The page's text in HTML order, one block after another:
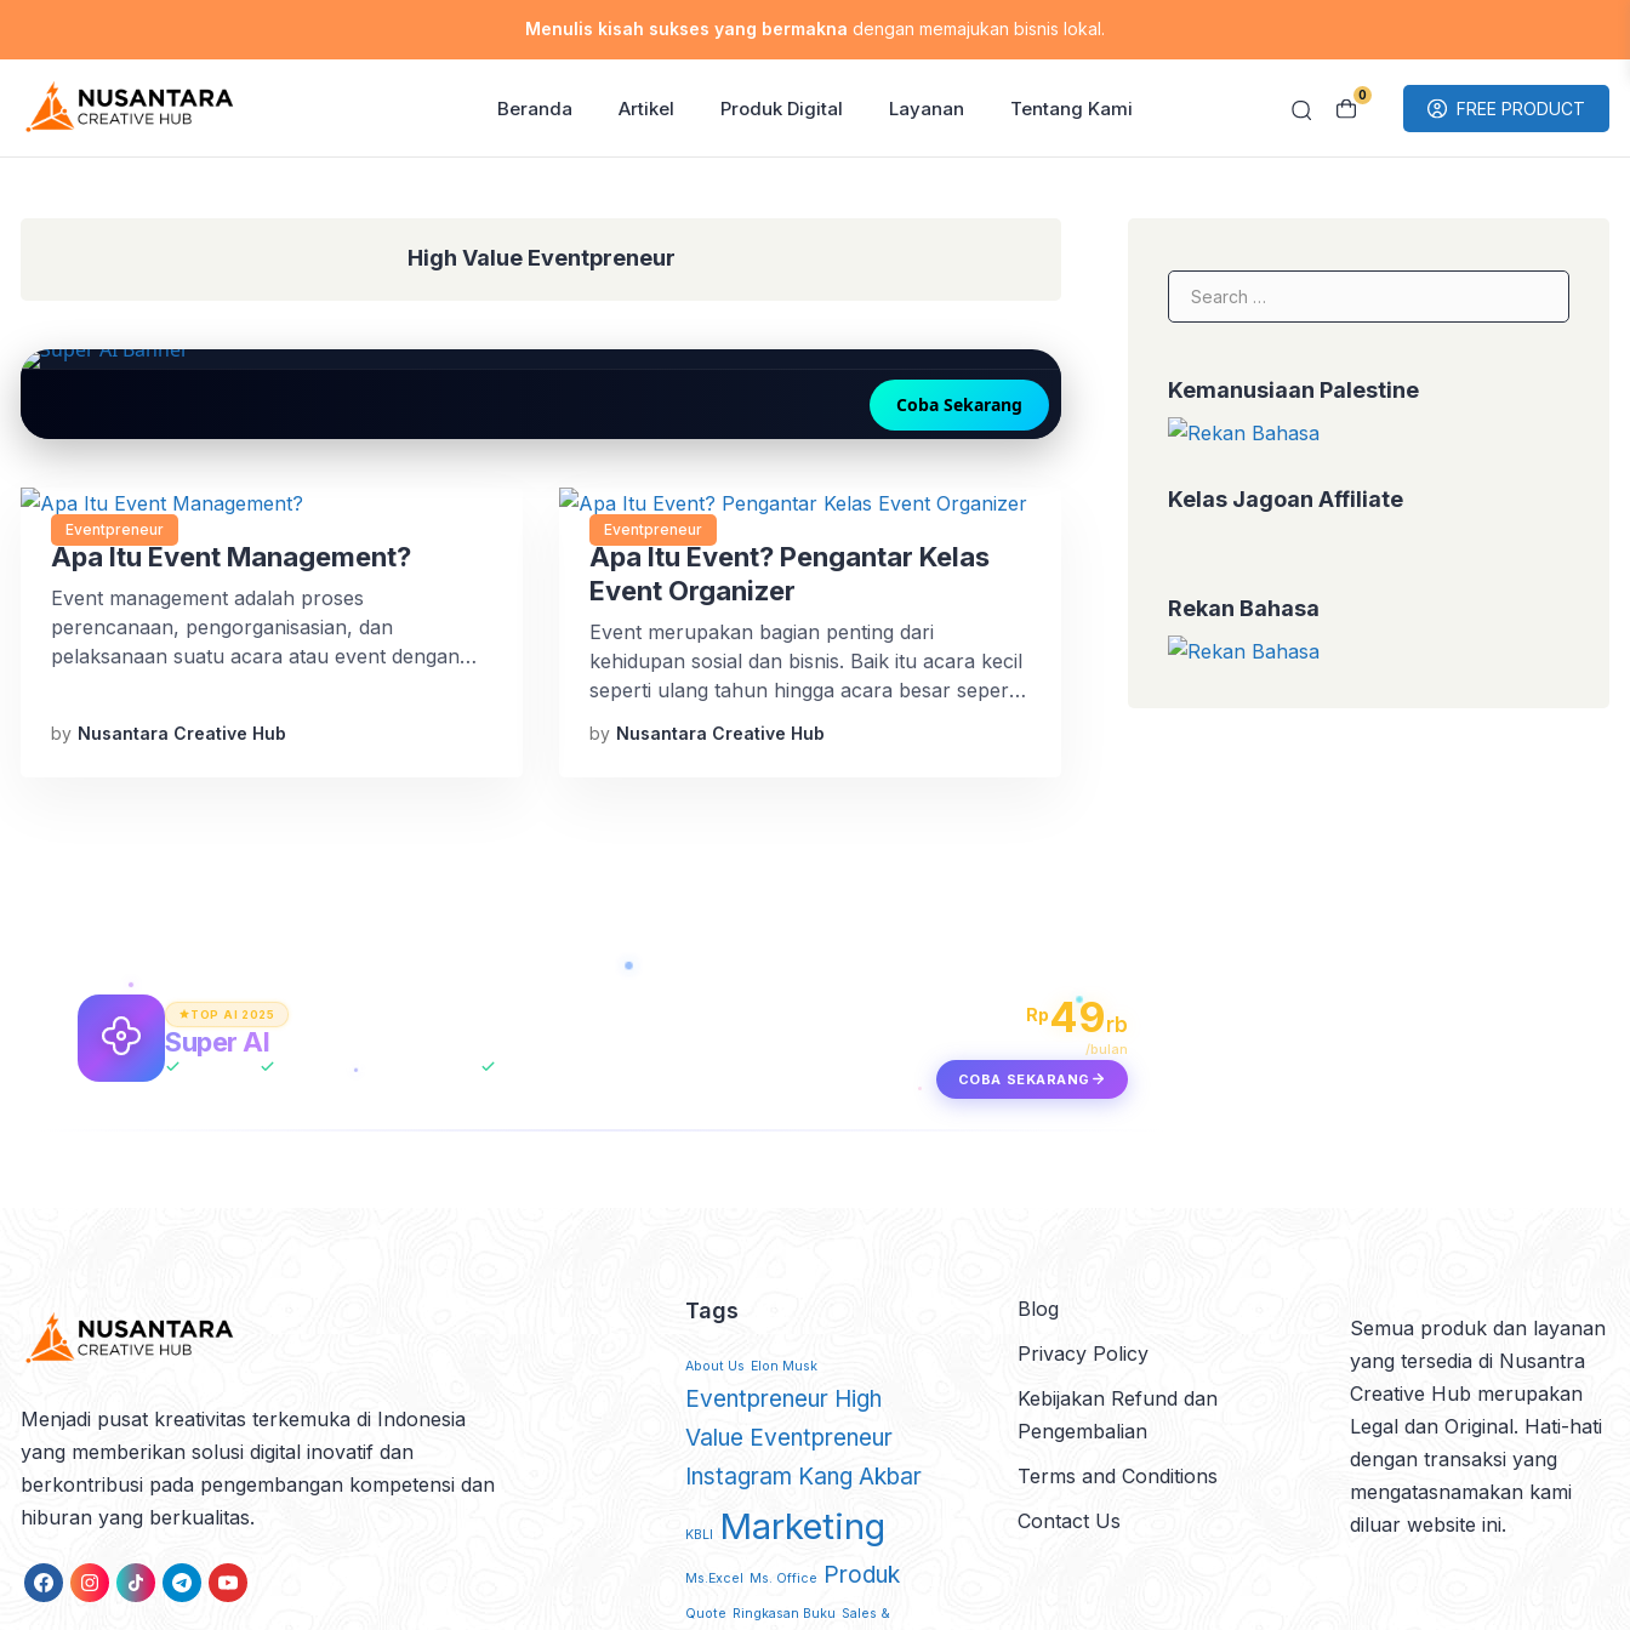
Menulis kisah sukses yang bermakna dengan memajukan bisnis lokal.
0
FREE PRODUCT
Beranda Artikel Produk Digital Layanan Tentang Kami
High Value Eventpreneur
🚀 Akses ChatGPT, Claude, Gemini, Midjourney,
Coba Sekarang
Eventpreneur
Apa Itu Event Management?
Event management adalah proses
perencanaan, pengorganisasian, dan
pelaksanaan suatu acara atau event dengan
kreativitas, strategi pemasaran, hingga
by Nusantara Creative Hub
Eventpreneur
Apa Itu Event? Pengantar Kelas
Event Organizer
Event merupakan bagian penting dari
kehidupan sosial dan bisnis. Baik itu acara kecil
seperti ulang tahun hingga acara besar seperti
Olimpiade, event memiliki peran signifikan dalam
menciptakan pengalaman yang berkesan dan
by Nusantara Creative Hub
TOP AI 2025
Super AI
ChatGPT + Claude + Gemini
Rp49rb
/bulan
COBA SEKARANG
Search
for:
Kemanusiaan Palestine
Kelas Jagoan Affiliate
Rekan Bahasa
Menjadi pusat kreativitas terkemuka di Indonesia
yang memberikan solusi digital inovatif dan
berkontribusi pada pengembangan kompetensi dan
hiburan yang berkualitas.
Tags
About Us Elon Musk
Eventpreneur High
Value Eventpreneur
Instagram Kang Akbar
KBLI Marketing
Ms.Excel Ms. Office Produk
Quote Ringkasan Buku Sales &
Blog
Privacy Policy
Kebijakan Refund dan
Pengembalian
Terms and Conditions
Contact Us
Semua produk dan layanan
yang tersedia di Nusantra
Creative Hub merupakan
Legal dan Original. Hati-hati
dengan transaksi yang
mengatasnamakan kami
diluar website ini.